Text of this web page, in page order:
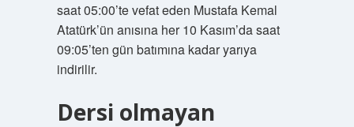
saat 05:00’te vefat eden Mustafa Kemal
Atatürk’ün anısına her 10 Kasım’da saat
09:05’ten gün batımına kadar yarıya
indirilir.
Dersi olmayan